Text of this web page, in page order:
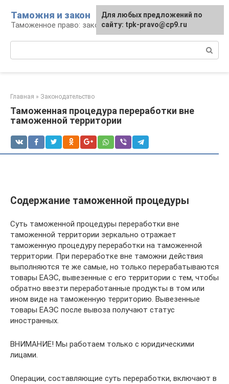
контенту
Таможня и закон
Таможенное право: законы и их применение
Главная » Законодательство
Таможенная процедура переработки вне
таможенной территории
Содержание таможенной процедуры
Суть таможенной процедуры переработки вне
таможенной территории зеркально отражает
таможенную процедуру переработки на таможенной
территории. При переработке вне таможни действия
выполняются те же самые, но только перерабатываются
товары ЕАЭС, вывезенные с его территории с тем, чтобы
обратно ввезти переработанные продукты в том или
ином виде на таможенную территорию. Вывезенные
товары ЕАЭС после вывоза получают статус
иностранных.
ВНИМАНИЕ! Мы работаем только с юридическими
лицами.
Операции, составляющие суть переработки, включают в
Для любых предложений по
сайту: tpk-pravo@cp9.ru